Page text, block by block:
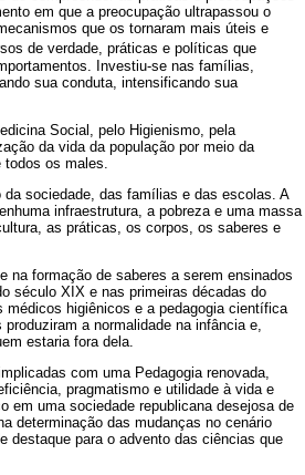
em que a preocupação ultrapassou o
que os tornaram mais úteis e
de verdade, práticas e políticas que
Investiu-se nas famílias,
sua conduta, intensificando sua
Social, pelo Higienismo, pela
da vida da população por meio da
os males.
sociedade, das famílias e das escolas. A
infraestrutura, a pobreza e uma massa
as práticas, os corpos, os saberes e
na formação de saberes a serem ensinados
século XIX e nas primeiras décadas do
médicos higiênicos e a pedagogia científica
a normalidade na infância e,
estaria fora dela.
com uma Pedagogia renovada,
pragmatismo e utilidade à vida e
em uma sociedade republicana desejosa de
determinação das mudanças no cenário
destaque para o advento das ciências que